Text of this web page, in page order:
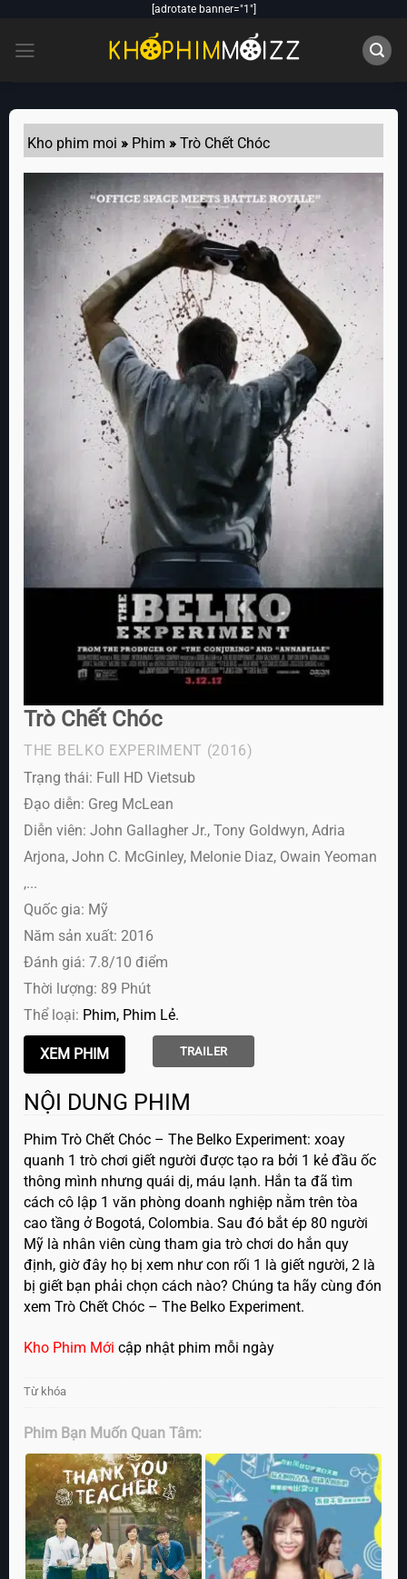
content
[adrotate banner="1"]
Kho phim moi » Phim »Trò Chết Chóc
Trò Chết Chóc
THE BELKO EXPERIMENT (2016)
Trạng thái: Full HD Vietsub
Đạo diễn: Greg McLean
Diễn viên: John Gallagher Jr., Tony Goldwyn, Adria
Arjona, John C. McGinley, Melonie Diaz, Owain Yeoman
,...
Quốc gia: Mỹ
Năm sản xuất: 2016
Đánh giá: 7.8/10 điểm
Thời lượng: 89 Phút
Thể loại: Phim Phim Lẻ
TRAILER
NỘI DUNG PHIM
Phim Trò Chết Chóc – The Belko Experiment: xoay
quanh 1 trò chơi giết người được tạo ra bởi 1 kẻ đầu ốc
thông mình nhưng quái dị, máu lạnh. Hắn ta đã tìm
cách cô lập 1 văn phòng doanh nghiệp nằm trên tòa
cao tầng ở Bogotá, Colombia. Sau đó bắt ép 80 người
Mỹ là nhân viên cùng tham gia trò chơi do hắn quy
định, giờ đây họ bị xem như con rối 1 là giết người, 2 là
bị giết bạn phải chọn cách nào? Chúng ta hãy cùng đón
xem Trò Chết Chóc – The Belko Experiment.
Kho Phim Mới cập nhật phim mỗi ngày
Từ khóa
Phim Bạn Muốn Quan Tâm: